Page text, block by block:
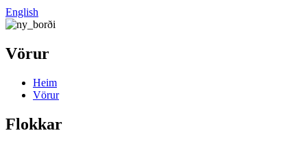
English
Vörur
Heim
Vörur
Flokkar